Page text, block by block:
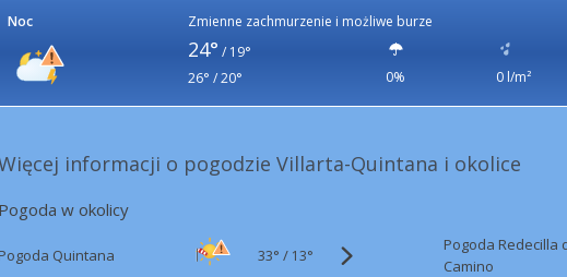
Noc Zmienne zachmurzenie i możliwe burze
24° / 19°
26° / 20°
0% 0 l/m²
informacji o pogodzie Villarta-Quintana i okolice
Pogoda w okolicy
Quintana 33° / 13°
Pogoda Redecilla
Camino